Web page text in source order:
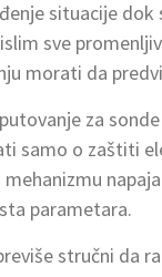
situacije dok
sve
morati da
za
samo o zaštiti
parametara.
stručni da